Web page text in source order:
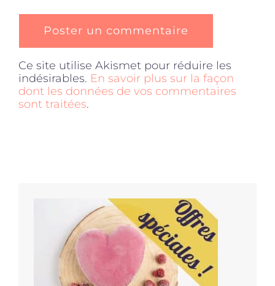
Ce site utilise Akismet pour réduire les
indésirables. En savoir plus sur la façon
dont les données de vos commentaires
sont traitées.